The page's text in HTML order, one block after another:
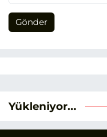
Gönder
Yükleniyor...